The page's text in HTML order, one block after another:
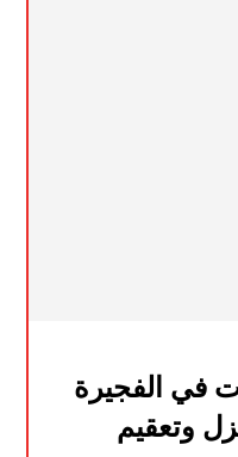
في الفجيرة